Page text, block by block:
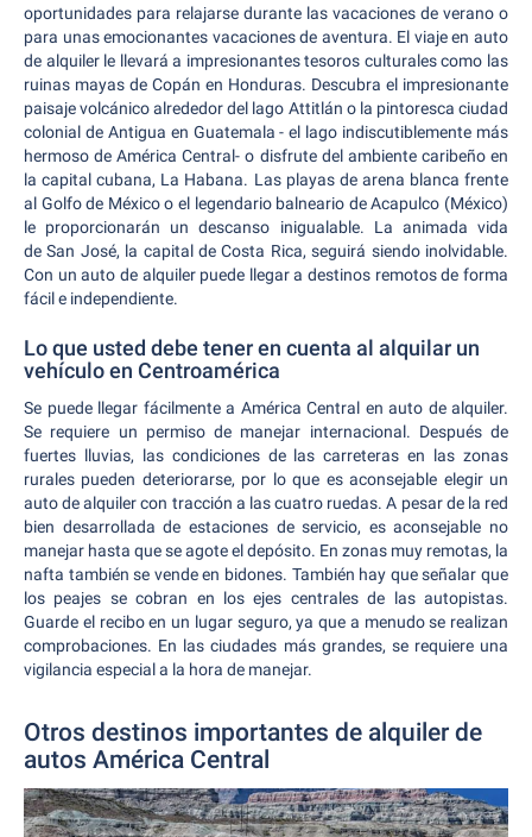
oportunidades para relajarse durante las vacaciones de verano o
para unas emocionantes vacaciones de aventura. El viaje en auto
de alquiler le llevará a impresionantes tesoros culturales como las
ruinas mayas de Copán en Honduras. Descubra el impresionante
paisaje volcánico alrededor del lago Attitlán o la pintoresca ciudad
colonial de Antigua en Guatemala - el lago indiscutiblemente más
hermoso de América Central- o disfrute del ambiente caribeño en
la capital cubana, La Habana. Las playas de arena blanca frente
al Golfo de México o el legendario balneario de Acapulco (México)
le proporcionarán un descanso inigualable. La animada vida
de San José, la capital de Costa Rica, seguirá siendo inolvidable.
Con un auto de alquiler puede llegar a destinos remotos de forma
fácil e independiente.
Lo que usted debe tener en cuenta al alquilar un
vehículo en Centroamérica
Se puede llegar fácilmente a América Central en auto de alquiler.
Se requiere un permiso de manejar internacional. Después de
fuertes lluvias, las condiciones de las carreteras en las zonas
rurales pueden deteriorarse, por lo que es aconsejable elegir un
auto de alquiler con tracción a las cuatro ruedas. A pesar de la red
bien desarrollada de estaciones de servicio, es aconsejable no
manejar hasta que se agote el depósito. En zonas muy remotas, la
nafta también se vende en bidones. También hay que señalar que
los peajes se cobran en los ejes centrales de las autopistas.
Guarde el recibo en un lugar seguro, ya que a menudo se realizan
comprobaciones. En las ciudades más grandes, se requiere una
vigilancia especial a la hora de manejar.
Otros destinos importantes de alquiler de
autos América Central